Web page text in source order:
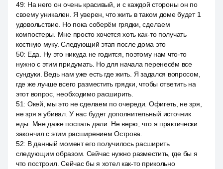
49: На него он очень красивый, и с каждой стороны он по
своему уникален. Я уверен, что жить в таком доме будет 1
удовольствие. Но пока соберём грядки, сделаем
компостеры. Мне просто хочется хоть как-то получать
костную муку. Следующий этап после дома это
50: Еда. Ну это никуда не годится, поэтому нам что-то
нужно с этим придумать. Но для начала перенесём все
сундуки. Ведь нам уже есть где жить. Я задался вопросом,
где же лучше всего разместить грядки, чтобы ответить на
этот вопрос, необходимо расширить.
51: Окей, мы это не сделаем по очереди. Офигеть, не зря,
не зря я убивал. У нас будет дополнительный источник
еды. Мне даже поспать дали. Не верю, что я практически
закончил с этим расширением Острова.
52: В данный момент его получилось расширить
следующим образом. Сейчас нужно разместить, где бы я
что построил. Сейчас бы я хотел как-то прикольно